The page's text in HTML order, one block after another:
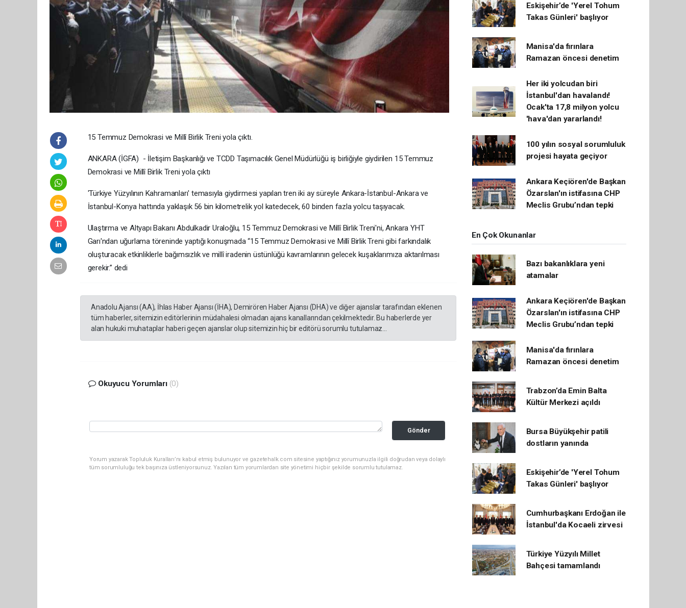
15 Temmuz Demokrasi ve Millî Birlik Treni yola çıktı.
ANKARA (İGFA) - İletişim Başkanlığı ve TCDD Taşımacılık Genel Müdürlüğü iş birliğiyle giydirilen 15 Temmuz
Demokrasi ve Millî Birlik Treni yola çıktı
'Türkiye Yüzyılının Kahramanları' temasıyla giydirmesi yapılan tren iki ay süreyle Ankara-İstanbul-Ankara ve
İstanbul-Konya hattında yaklaşık 56 bin kilometrelik yol katedecek, 60 binden fazla yolcu taşıyacak.
Ulaştırma ve Altyapı Bakanı Abdulkadir Uraloğlu, 15 Temmuz Demokrasi ve Millî Birlik Treni'ni, Ankara YHT
Garı'ndan uğurlama töreninde yaptığı konuşmada “15 Temmuz Demokrasi ve Millî Birlik Treni gibi farkındalık
oluşturacak etkinliklerle bağımsızlık ve millî iradenin üstünlüğü kavramlarının gelecek kuşaklarımıza aktarılması
gerekir.” dedi
Anadolu Ajansı (AA), İhlas Haber Ajansı (İHA), Demirören Haber Ajansı (DHA) ve diğer ajanslar tarafından eklenen
tüm haberler, sitemizin editörlerinin müdahalesi olmadan ajans kanallarından çekilmektedir. Bu haberlerde yer
alan hukuki muhataplar haberi geçen ajanslar olup sitemizin hiç bir editörü sorumlu tutulamaz...
Okuyucu Yorumları (0)
Gönder
Yorum yazarak Topluluk Kuralları’nı kabul etmiş bulunuyor ve gazetehalk.com sitesine yaptığınız yorumunuzla ilgili doğrudan veya dolaylı
tüm sorumluluğu tek başınıza üstleniyorsunuz. Yazılan tüm yorumlardan site yönetimi hiçbir şekilde sorumlu tutulamaz.
Eskişehir’de 'Yerel Tohum
Takas Günleri' başlıyor
Manisa'da fırınlara
Ramazan öncesi denetim
Her iki yolcudan biri
İstanbul'dan havalandı!
Ocak'ta 17,8 milyon yolcu
'hava'dan yararlandı!
100 yılın sosyal sorumluluk
projesi hayata geçiyor
Ankara Keçiören'de Başkan
Özarslan'ın istifasına CHP
Meclis Grubu’ndan tepki
En Çok Okunanlar
Bazı bakanlıklara yeni
atamalar
Ankara Keçiören'de Başkan
Özarslan'ın istifasına CHP
Meclis Grubu’ndan tepki
Manisa'da fırınlara
Ramazan öncesi denetim
Trabzon’da Emin Balta
Kültür Merkezi açıldı
Bursa Büyükşehir patili
dostların yanında
Eskişehir’de 'Yerel Tohum
Takas Günleri' başlıyor
Cumhurbaşkanı Erdoğan ile
İstanbul'da Kocaeli zirvesi
Türkiye Yüzyılı Millet
Bahçesi tamamlandı